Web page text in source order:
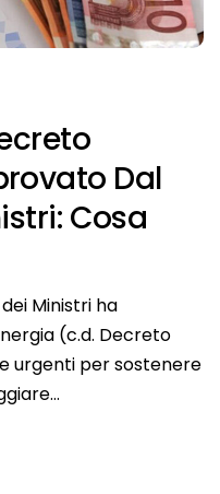
Dal
Cosa
Ministri ha
(c.d. Decreto
urgenti per sostenere